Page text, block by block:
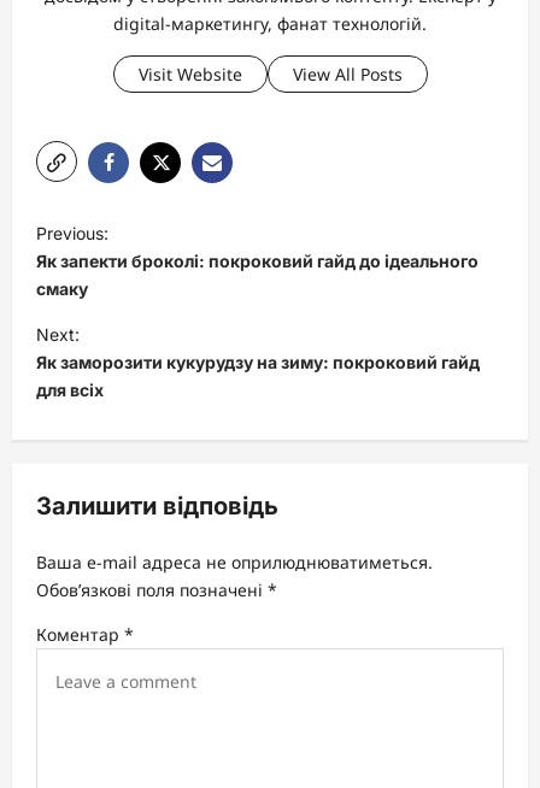
digital-маркетингу, фанат технологій.
Visit Website View All Posts
P
o
s
t
n
a
v
g
a
t
i
Previous:
Як запекти броколі: покроковий гайд до ідеального
смаку
Next:
Як заморозити кукурудзу на зиму: покроковий гайд
для всіх
Залишити відповідь
Ваша e-mail адреса не оприлюднюватиметься.
Обов’язкові поля позначені *
Коментар *